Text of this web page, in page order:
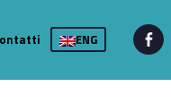
ENG
facebook-alt